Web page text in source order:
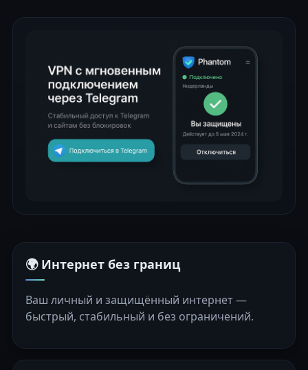
🌍 Интернет без границ
Ваш личный и защищённый интернет —
быстрый, стабильный и без ограничений.